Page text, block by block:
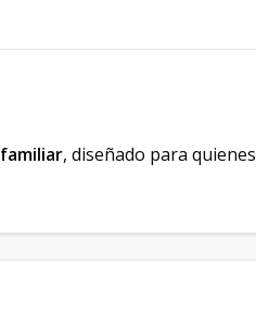
, diseñado para quienes